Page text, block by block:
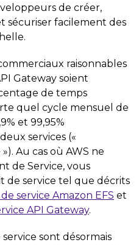
de créer,
sécuriser facilement des
raisonnables
Gateway soient
de temps
quel cycle mensuel de
et 99,95%
services («
Au cas où AWS ne
de Service, vous
de service tel que décrits
service Amazon EFS et
API Gateway.
sont désormais